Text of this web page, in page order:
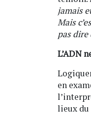
jamais
Mais
pas
L’ADN
en
lieux du